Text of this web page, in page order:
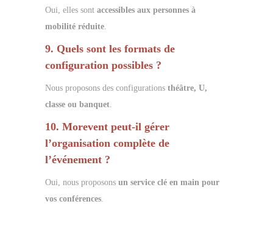
Oui, elles sont accessibles aux personnes à
mobilité réduite.
9. Quels sont les formats de
configuration possibles ?
Nous proposons des configurations théâtre, U,
classe ou banquet.
10. Morevent peut-il gérer
l’organisation complète de
l’événement ?
Oui, nous proposons un service clé en main pour
vos conférences.